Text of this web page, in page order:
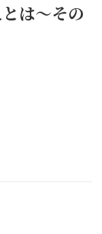
は～その